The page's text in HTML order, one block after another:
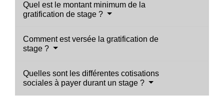
Quel est le montant minimum de la
gratification de stage ?
Comment est versée la gratification de
stage ?
Quelles sont les différentes cotisations
sociales à payer durant un stage ?